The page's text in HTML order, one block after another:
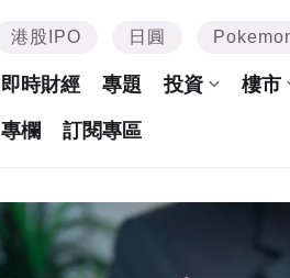
港股IPO 日圓
即時財經 專題 投資 樓市
專欄 訂閱專區